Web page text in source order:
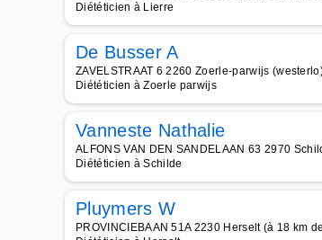
Diététicien à Lierre
De Busser A
ZAVELSTRAAT 6 2260 Zoerle-parwijs
Diététicien à Zoerle parwijs
Vanneste Nathalie
ALFONS VAN DEN SANDELAAN 63 2970
Diététicien à Schilde
Pluymers W
PROVINCIEBAAN 51A 2230 Herselt (à 18 km